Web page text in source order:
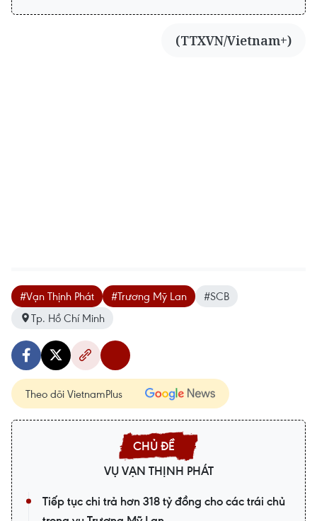
(TTXVN/Vietnam+)
#Vạn Thịnh Phát #Trương Mỹ Lan
#SCB
Tp. Hồ Chí Minh
Theo dõi VietnamPlus
VỤ VẠN THỊNH PHÁT
Tiếp tục chi trả hơn 318 tỷ đồng cho các trái chủ